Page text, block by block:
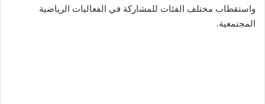
واستقطاب مختلف الفئات للمشاركة في الفعاليات الرياضية
المجتمعية.